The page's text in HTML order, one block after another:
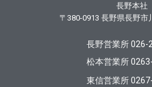
長野本社
〒380-0913 長野県長野市
長野営業所 026-
松本営業所
東信営業所